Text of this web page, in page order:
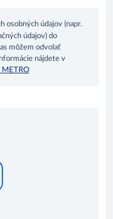
osobných údajov (napr.
údajov) do
môžem odvolať
nájdete v
METRO